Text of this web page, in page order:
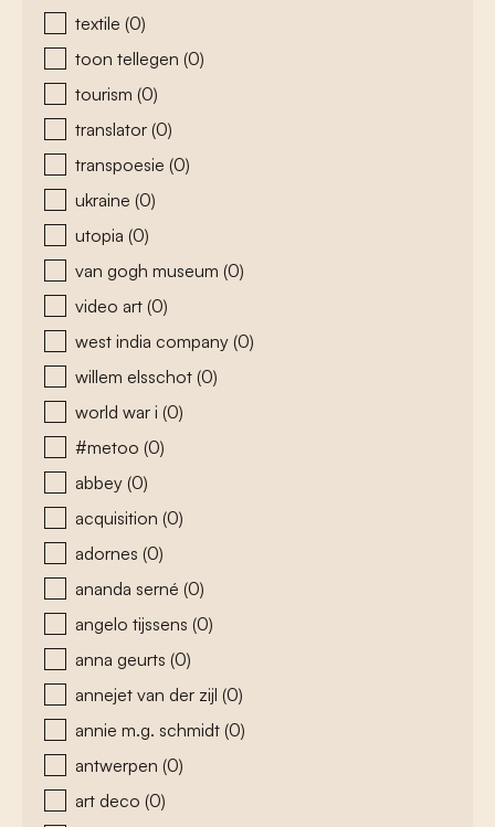
textile (0)
toon tellegen (0)
tourism (0)
translator (0)
transpoesie (0)
ukraine (0)
utopia (0)
van gogh museum (0)
video art (0)
west india company (0)
willem elsschot (0)
world war i (0)
#metoo (0)
abbey (0)
acquisition (0)
adornes (0)
ananda serné (0)
angelo tijssens (0)
anna geurts (0)
annejet van der zijl (0)
annie m.g. schmidt (0)
antwerpen (0)
art deco (0)